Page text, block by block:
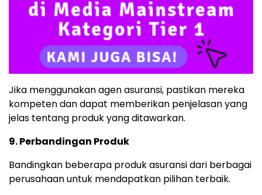
Jika menggunakan agen asuransi, pastikan mereka
kompeten dan dapat memberikan penjelasan yang
jelas tentang produk yang ditawarkan.
9. Perbandingan Produk
Bandingkan beberapa produk asuransi dari berbagai
perusahaan untuk mendapatkan pilihan terbaik.